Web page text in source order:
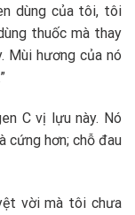
dùng của tôi, tôi
thuốc mà thay
Mùi hương của nó
C vị lựu này. Nó
cứng hơn; chỗ đau
vời mà tôi chưa